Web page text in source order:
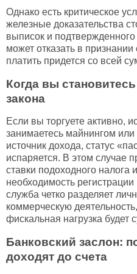
Однако есть критическое
железные доказательства
выписок и
может отказать в признании
платить придется со всей
Когда вы
закона
Если вы торгуете активно,
занимаетесь майнингом
источник дохода, статус
испаряется. В этом случае
ставки подоходного налога
необходимость
служба четко разделяет
коммерческую
фискальная нагрузка
Банковский заслон:
доходят до счета